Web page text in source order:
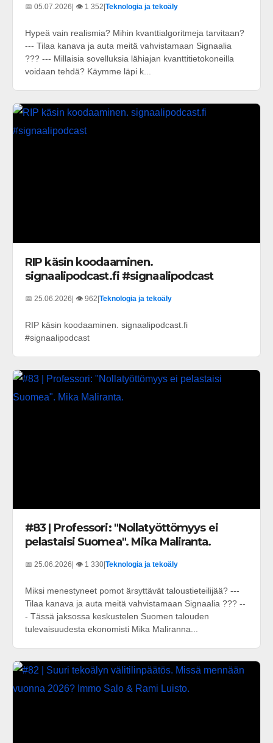
📅 05.07.2026 | 👁️ 1 352 Teknologia ja tekoäly
Hypeä vain realismia? Mihin kvanttialgoritmeja tarvitaan?
--- Tilaa kanava ja auta meitä vahvistamaan Signaalia
??? --- Millaisia sovelluksia lähiajan kvanttitietokoneilla
voidaan tehdä? Käymme läpi k...
RIP käsin koodaaminen.
signaalipodcast.fi #signaalipodcast
📅 25.06.2026| 👁️ 962|Teknologia ja tekoäly
RIP käsin koodaaminen. signaalipodcast.fi
#signaalipodcast
#83 | Professori: "Nollatyöttömyys ei
pelastaisi Suomea". Mika Maliranta.
📅 25.06.2026 | 👁️ 1 330 Teknologia ja tekoäly
Miksi menestyneet pomot ärsyttävät taloustieteilijää? ---
Tilaa kanava ja auta meitä vahvistamaan Signaalia ??? --
- Tässä jaksossa keskustelen Suomen talouden
tulevaisuudesta ekonomisti Mika Maliranna...